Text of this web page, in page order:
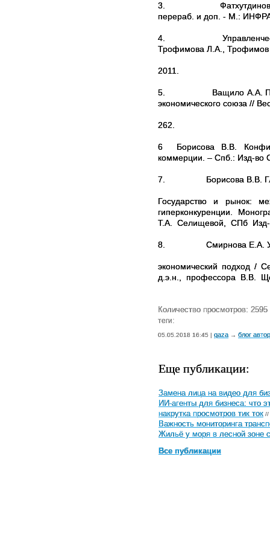
3.
перераб. и доп. - М.:
4.
Трофимова Л.А.,
2011.
5.
Ващило А.А.
экономического союза //
262.
6
Борисова В.В.
коммерции. – Спб.: Изд-
7. Борисова В.В.
Государство и рынок:
гиперконкуренции.
Т.А. Селищевой, СПб Изд-
8. Смирнова Е.А.
экономический подход /
д.э.н., профессора В.В.
Количество просмотров: 2595
теги:
05.05.2018 16:45 | qaza→ блог
Еще публикации:
Замена лица на видео для
ИИ-агенты для бизнеса: что
накрутка просмотров тик ток //
Важность мониторинга
Жильё у моря в лесной зоне
Все публикации